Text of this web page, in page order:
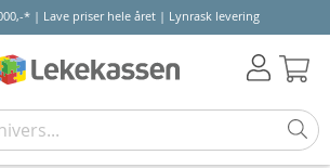
* | Lave priser hele året | Lynrask levering